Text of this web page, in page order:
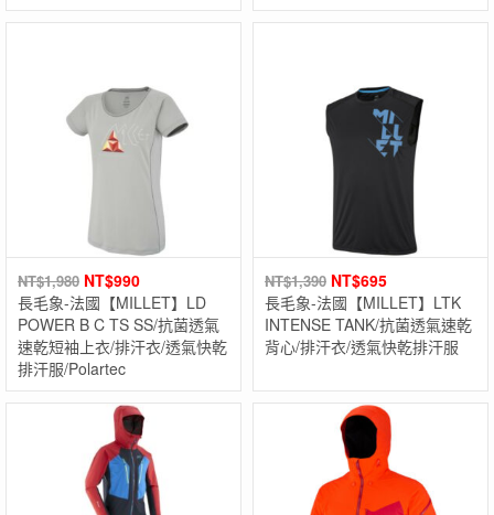
NT$1,980 NT$990
長毛象-法國【MILLET】LD
POWER B C TS SS/抗菌透氣
速乾短袖上衣/排汗衣/透氣快乾
排汗服/Polartec
NT$1,390 NT$695
長毛象-法國【MILLET】LTK
INTENSE TANK/抗菌透氣速乾
背心/排汗衣/透氣快乾排汗服